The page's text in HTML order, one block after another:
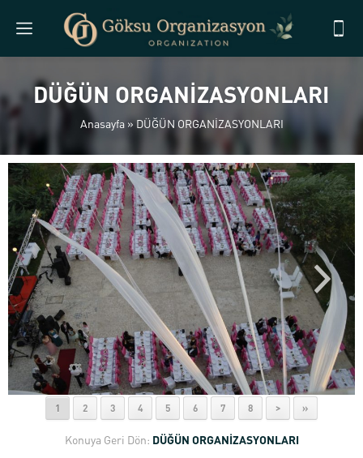
DÜĞÜN ORGANİZASYONLARI
Anasayfa»DÜĞÜN ORGANİZASYONLARI
1 2 3 4 5 6 7 8 > »
Konuya Geri Dön: DÜĞÜN ORGANİZASYONLARI